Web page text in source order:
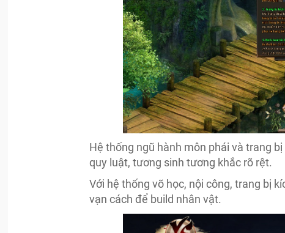
Hệ thống ngũ hành môn phái và trang
quy luật, tương sinh tương khắc rõ rệt.
Với hệ thống võ học, nội công, trang bị
vạn cách để build nhân vật.